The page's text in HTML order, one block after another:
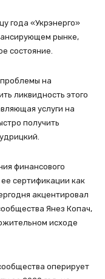
года «Укрэнерго»
рынке,
состояние.
на
ликвидность этого
услуги на
получить
финансового
сертификации как
акцентировал
Янез Копач,
исходе
оперирует